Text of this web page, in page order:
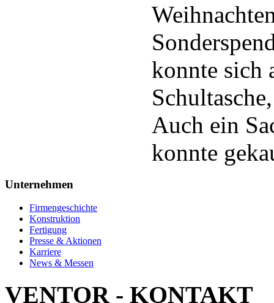
konnte sich
Auch ein
konnte
Unternehmen
Firmengeschichte
Konstruktion
Fertigung
Presse & Aktionen
Karriere
News & Messen
VENTOR - KONTAKT